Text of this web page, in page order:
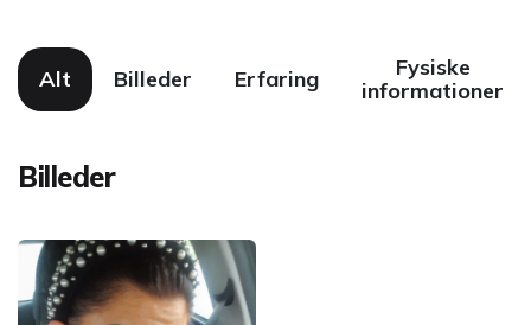
Alt Billeder Erfaring
Fysiske
informationer
Billeder